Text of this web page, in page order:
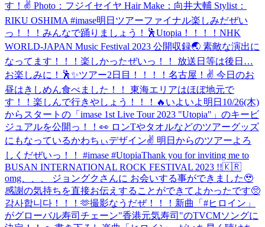
す！✌️ Photo：フジイセイヤ Hair Make：向井大輔 Stylist：
RIKU OSHIMA #imase明日ツアーファイナル楽しみだぜい
っ！！！みんなで踊りましょう！🕺Utopia！！！！ NHK
WORLD-JAPAN Music Festival 2023 公開収録🌏 素敵な演出に
なってます！！！楽しかったぜいっ！！ 放送日等は後日…
お楽しみに！🕺✨ツアー2日目！！！！名古屋！✌️ 今日のお
昼はきしめん食べました！！ 東海エリアはほぼ地元で
す！！楽しんで行きやしょう！！！🔥 いよいよ明日10/26(木)
からスタートの「imase 1st Live Tour 2023 "Utopia"」のキービ
ジュアルを公開っ！！👀 ロンTやタオルなどのツアーグッズ
にもなっているかわちぃデザイン✌ 明日からのツアーよろ
しくだぜいっ！！ #imase #UtopiaThank you for inviting me to
BUSAN INTERNATIONAL ROCK FESTIVAL 2023 !!🇰🇷
omg、、、 ジョングクさんに お会いする事ができました🥹
感謝の気持ちを直接お伝えすることができてよかったです🥺
감사합니다！！！🫶撮影なうだぜ！！！ 新曲「#ヒロイン」
がグローバル寿司チェーン"香港元気寿司"のTVCMソングに